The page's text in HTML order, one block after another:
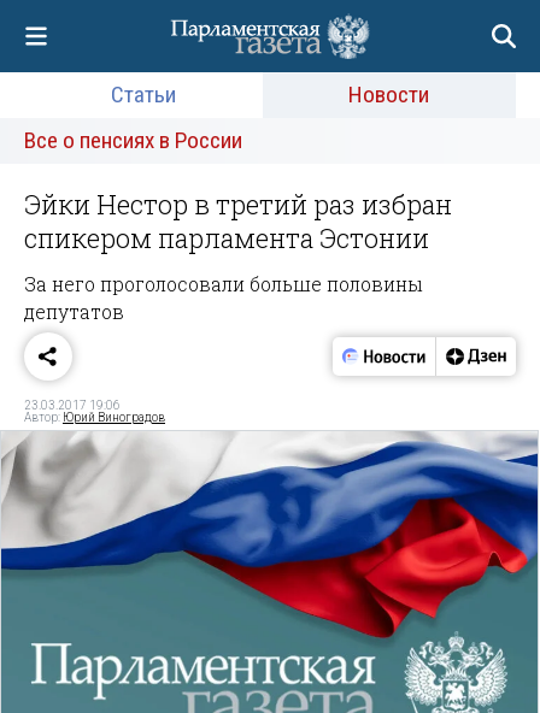
Статьи
Новости
Все о пенсиях в России
Эйки Нестор в третий раз избран
спикером парламента Эстонии
За него проголосовали больше половины
депутатов
23.03.2017 19:06
Автор: Юрий Виноградов